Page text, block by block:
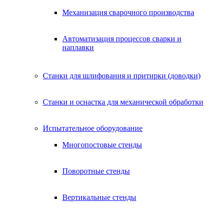
Механизация сварочного производства
Автоматизация процессов сварки и
наплавки
Станки для шлифования и притирки (доводки)
Станки и оснастка для механической обработки
Испытательное оборудование
Многопостовые стенды
Поворотные стенды
Вертикальные стенды